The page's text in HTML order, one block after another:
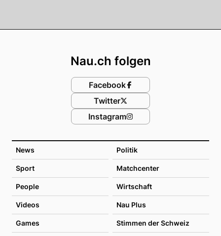
News Politik
Sport Matchcenter
People Wirtschaft
Videos Nau Plus
Games Stimmen der Schweiz
Nau.ch folgen
Facebook
Twitter
Instagram